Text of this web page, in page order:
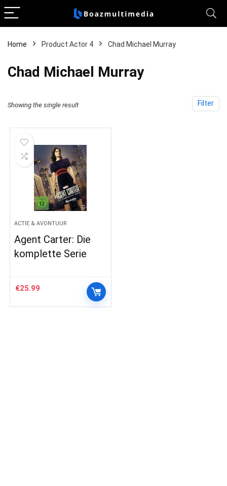
Home Product Actor 4 Chad Michael Murray
Chad Michael Murray
Filter
Showing the single result
ACTIE & AVONTUUR
Agent Carter: Die
komplette Serie
€25.99